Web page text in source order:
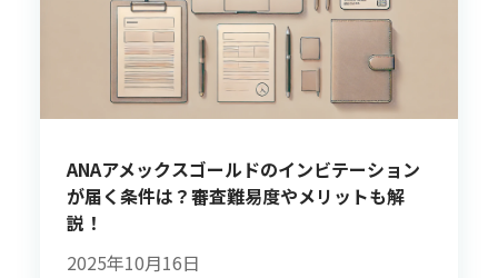
ANAアメックスゴールドのインビテーション
が届く条件は？審査難易度やメリットも解
説！
2025年10月16日